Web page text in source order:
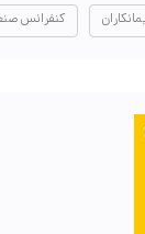
کنفرانس